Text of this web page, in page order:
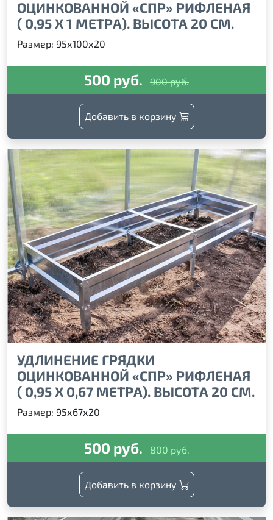
ОЦИНКОВАННОЙ «СПР» РИФЛЕНАЯ
( 0,95 Х 1 МЕТРА). ВЫСОТА 20 СМ.
Размер: 95х100х20
500 руб. 900 руб.
Добавить в корзину
УДЛИНЕНИЕ ГРЯДКИ
ОЦИНКОВАННОЙ «СПР» РИФЛЕНАЯ
( 0,95 Х 0,67 МЕТРА). ВЫСОТА 20 СМ.
Размер: 95х67х20
500 руб. 800 руб.
Добавить в корзину